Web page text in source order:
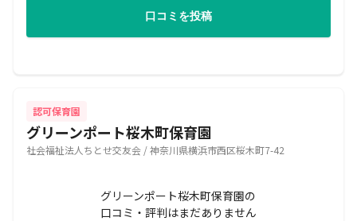
口コミを投稿
認可保育園
グリーンポート桜木町保育園
社会福祉法人ちとせ交友会 / 神奈川県横浜市西区桜木町7-42
グリーンポート桜木町保育園の
口コミ・評判はまだありません